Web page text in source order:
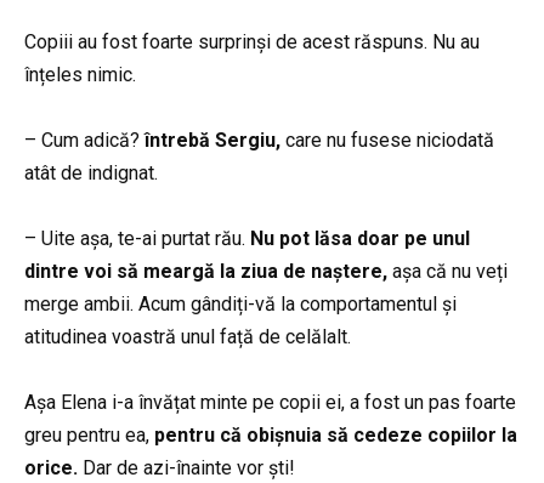
Copiii au fost foarte surprinși de acest răspuns. Nu au
înțeles nimic.
– Cum adică? întrebă Sergiu, care nu fusese niciodată
atât de indignat.
– Uite așa, te-ai purtat rău. Nu pot lăsa doar pe unul
dintre voi să meargă la ziua de naștere, așa că nu veți
merge ambii. Acum gândiți-vă la comportamentul și
atitudinea voastră unul față de celălalt.
Așa Elena i-a învățat minte pe copii ei, a fost un pas foarte
greu pentru ea, pentru că obișnuia să cedeze copiilor la
orice. Dar de azi-înainte vor ști!